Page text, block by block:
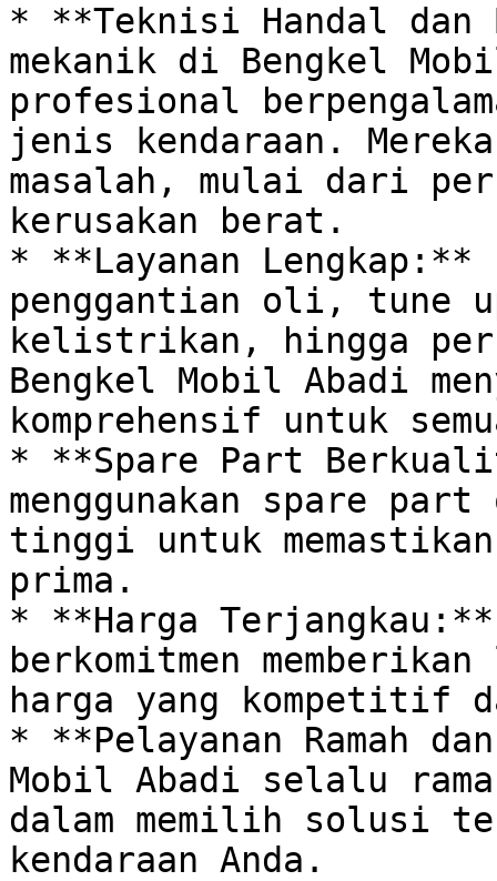
* **Teknisi Handal dan
mekanik di Bengkel
profesional
jenis kendaraan. Mereka
masalah, mulai dari
kerusakan berat.
* **Layanan
penggantian oli, tune
kelistrikan, hingga
Bengkel Mobil Abadi
komprehensif untuk
* **Spare Part
menggunakan spare
tinggi untuk
prima.
* **Harga
berkomitmen
harga yang kompetitif
* **Pelayanan Ramah
Mobil Abadi selalu
dalam memilih solusi
kendaraan Anda.